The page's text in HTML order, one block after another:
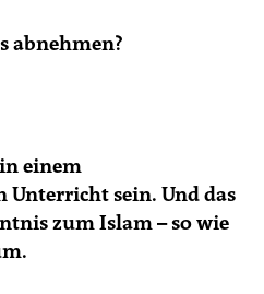
abnehmen?
einem
sein. Und das
zum Islam – so wie